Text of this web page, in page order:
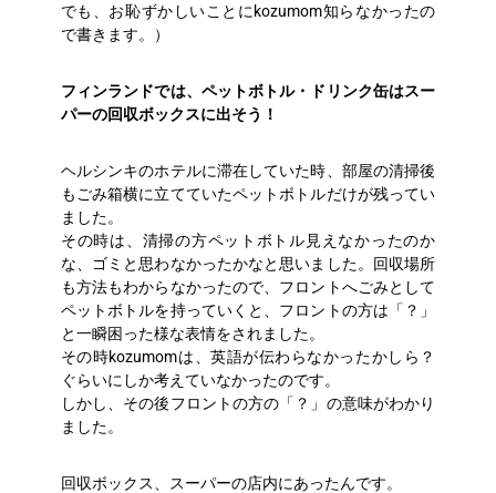
でも、お恥ずかしいことにkozumom知らなかったの
で書きます。）
フィンランドでは、ペットボトル・ドリンク缶はスー
パーの回収ボックスに出そう！
ヘルシンキのホテルに滞在していた時、部屋の清掃後
もごみ箱横に立てていたペットボトルだけが残ってい
ました。
その時は、清掃の方ペットボトル見えなかったのか
な、ゴミと思わなかったかなと思いました。回収場所
も方法もわからなかったので、フロントへごみとして
ペットボトルを持っていくと、フロントの方は「？」
と一瞬困った様な表情をされました。
その時kozumomは、英語が伝わらなかったかしら？
ぐらいにしか考えていなかったのです。
しかし、その後フロントの方の「？」の意味がわかり
ました。
回収ボックス、スーパーの店内にあったんです。